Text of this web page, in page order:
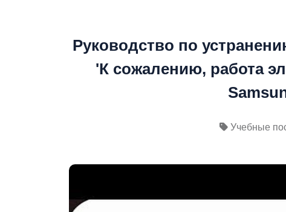
Руководство по
'К сожалению, работа
Учебные